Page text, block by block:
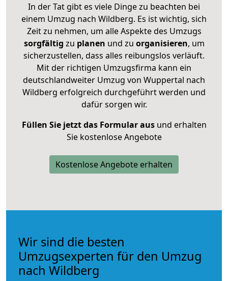
In der Tat gibt es viele Dinge zu beachten bei
einem Umzug nach Wildberg. Es ist wichtig, sich
Zeit zu nehmen, um alle Aspekte des Umzugs
sorgfältig zu planen und zu organisieren, um
sicherzustellen, dass alles reibungslos verläuft.
Mit der richtigen Umzugsfirma kann ein
deutschlandweiter Umzug von Wuppertal nach
Wildberg erfolgreich durchgeführt werden und
dafür sorgen wir.
Füllen Sie jetzt das Formular ausund erhalten
Sie kostenlose Angebote
Kostenlose Angebote erhalten
Wir sind die besten
Umzugsexperten für den Umzug
nach Wildberg